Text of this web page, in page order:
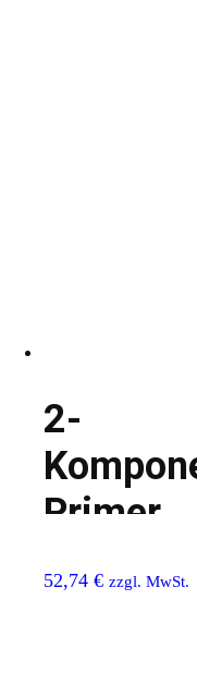
2-
Primer
52,74 € zzgl. MwSt.